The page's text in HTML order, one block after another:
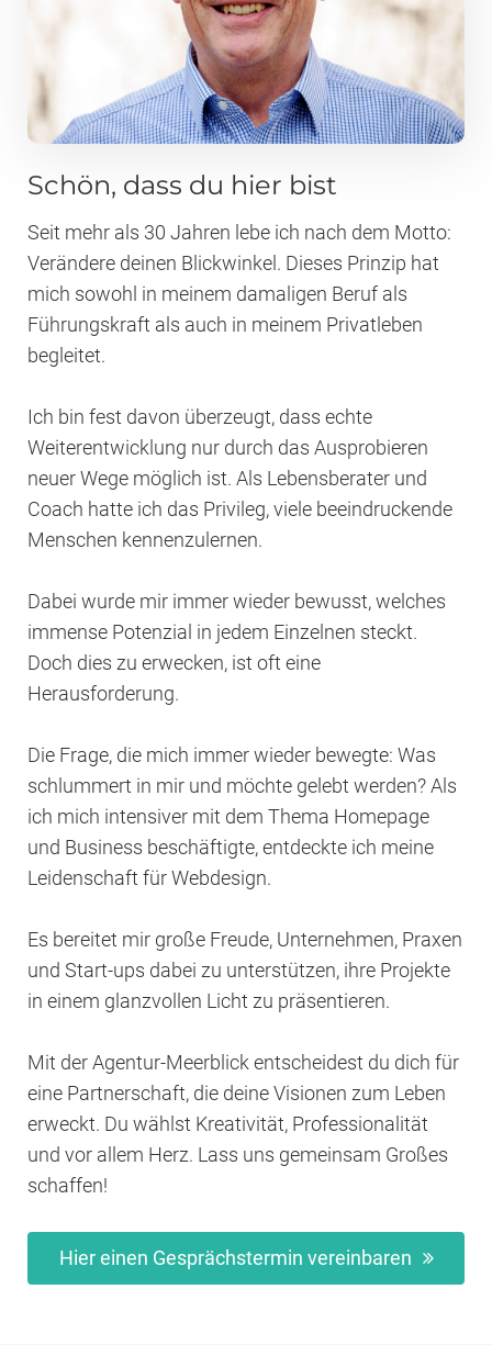
Schön, dass du hier bist
Seit mehr als 30 Jahren lebe ich nach dem Motto:
Verändere deinen Blickwinkel. Dieses Prinzip hat
mich sowohl in meinem damaligen Beruf als
Führungskraft als auch in meinem Privatleben
begleitet.
Ich bin fest davon überzeugt, dass echte
Weiterentwicklung nur durch das Ausprobieren
neuer Wege möglich ist. Als Lebensberater und
Coach hatte ich das Privileg, viele beeindruckende
Menschen kennenzulernen.
Dabei wurde mir immer wieder bewusst, welches
immense Potenzial in jedem Einzelnen steckt.
Doch dies zu erwecken, ist oft eine
Herausforderung.
Die Frage, die mich immer wieder bewegte: Was
schlummert in mir und möchte gelebt werden? Als
ich mich intensiver mit dem Thema Homepage
und Business beschäftigte, entdeckte ich meine
Leidenschaft für Webdesign.
Es bereitet mir große Freude, Unternehmen, Praxen
und Start-ups dabei zu unterstützen, ihre Projekte
in einem glanzvollen Licht zu präsentieren.
Mit der Agentur-Meerblick entscheidest du dich für
eine Partnerschaft, die deine Visionen zum Leben
erweckt. Du wählst Kreativität, Professionalität
und vor allem Herz. Lass uns gemeinsam Großes
schaffen!
Hier einen Gesprächstermin vereinbaren